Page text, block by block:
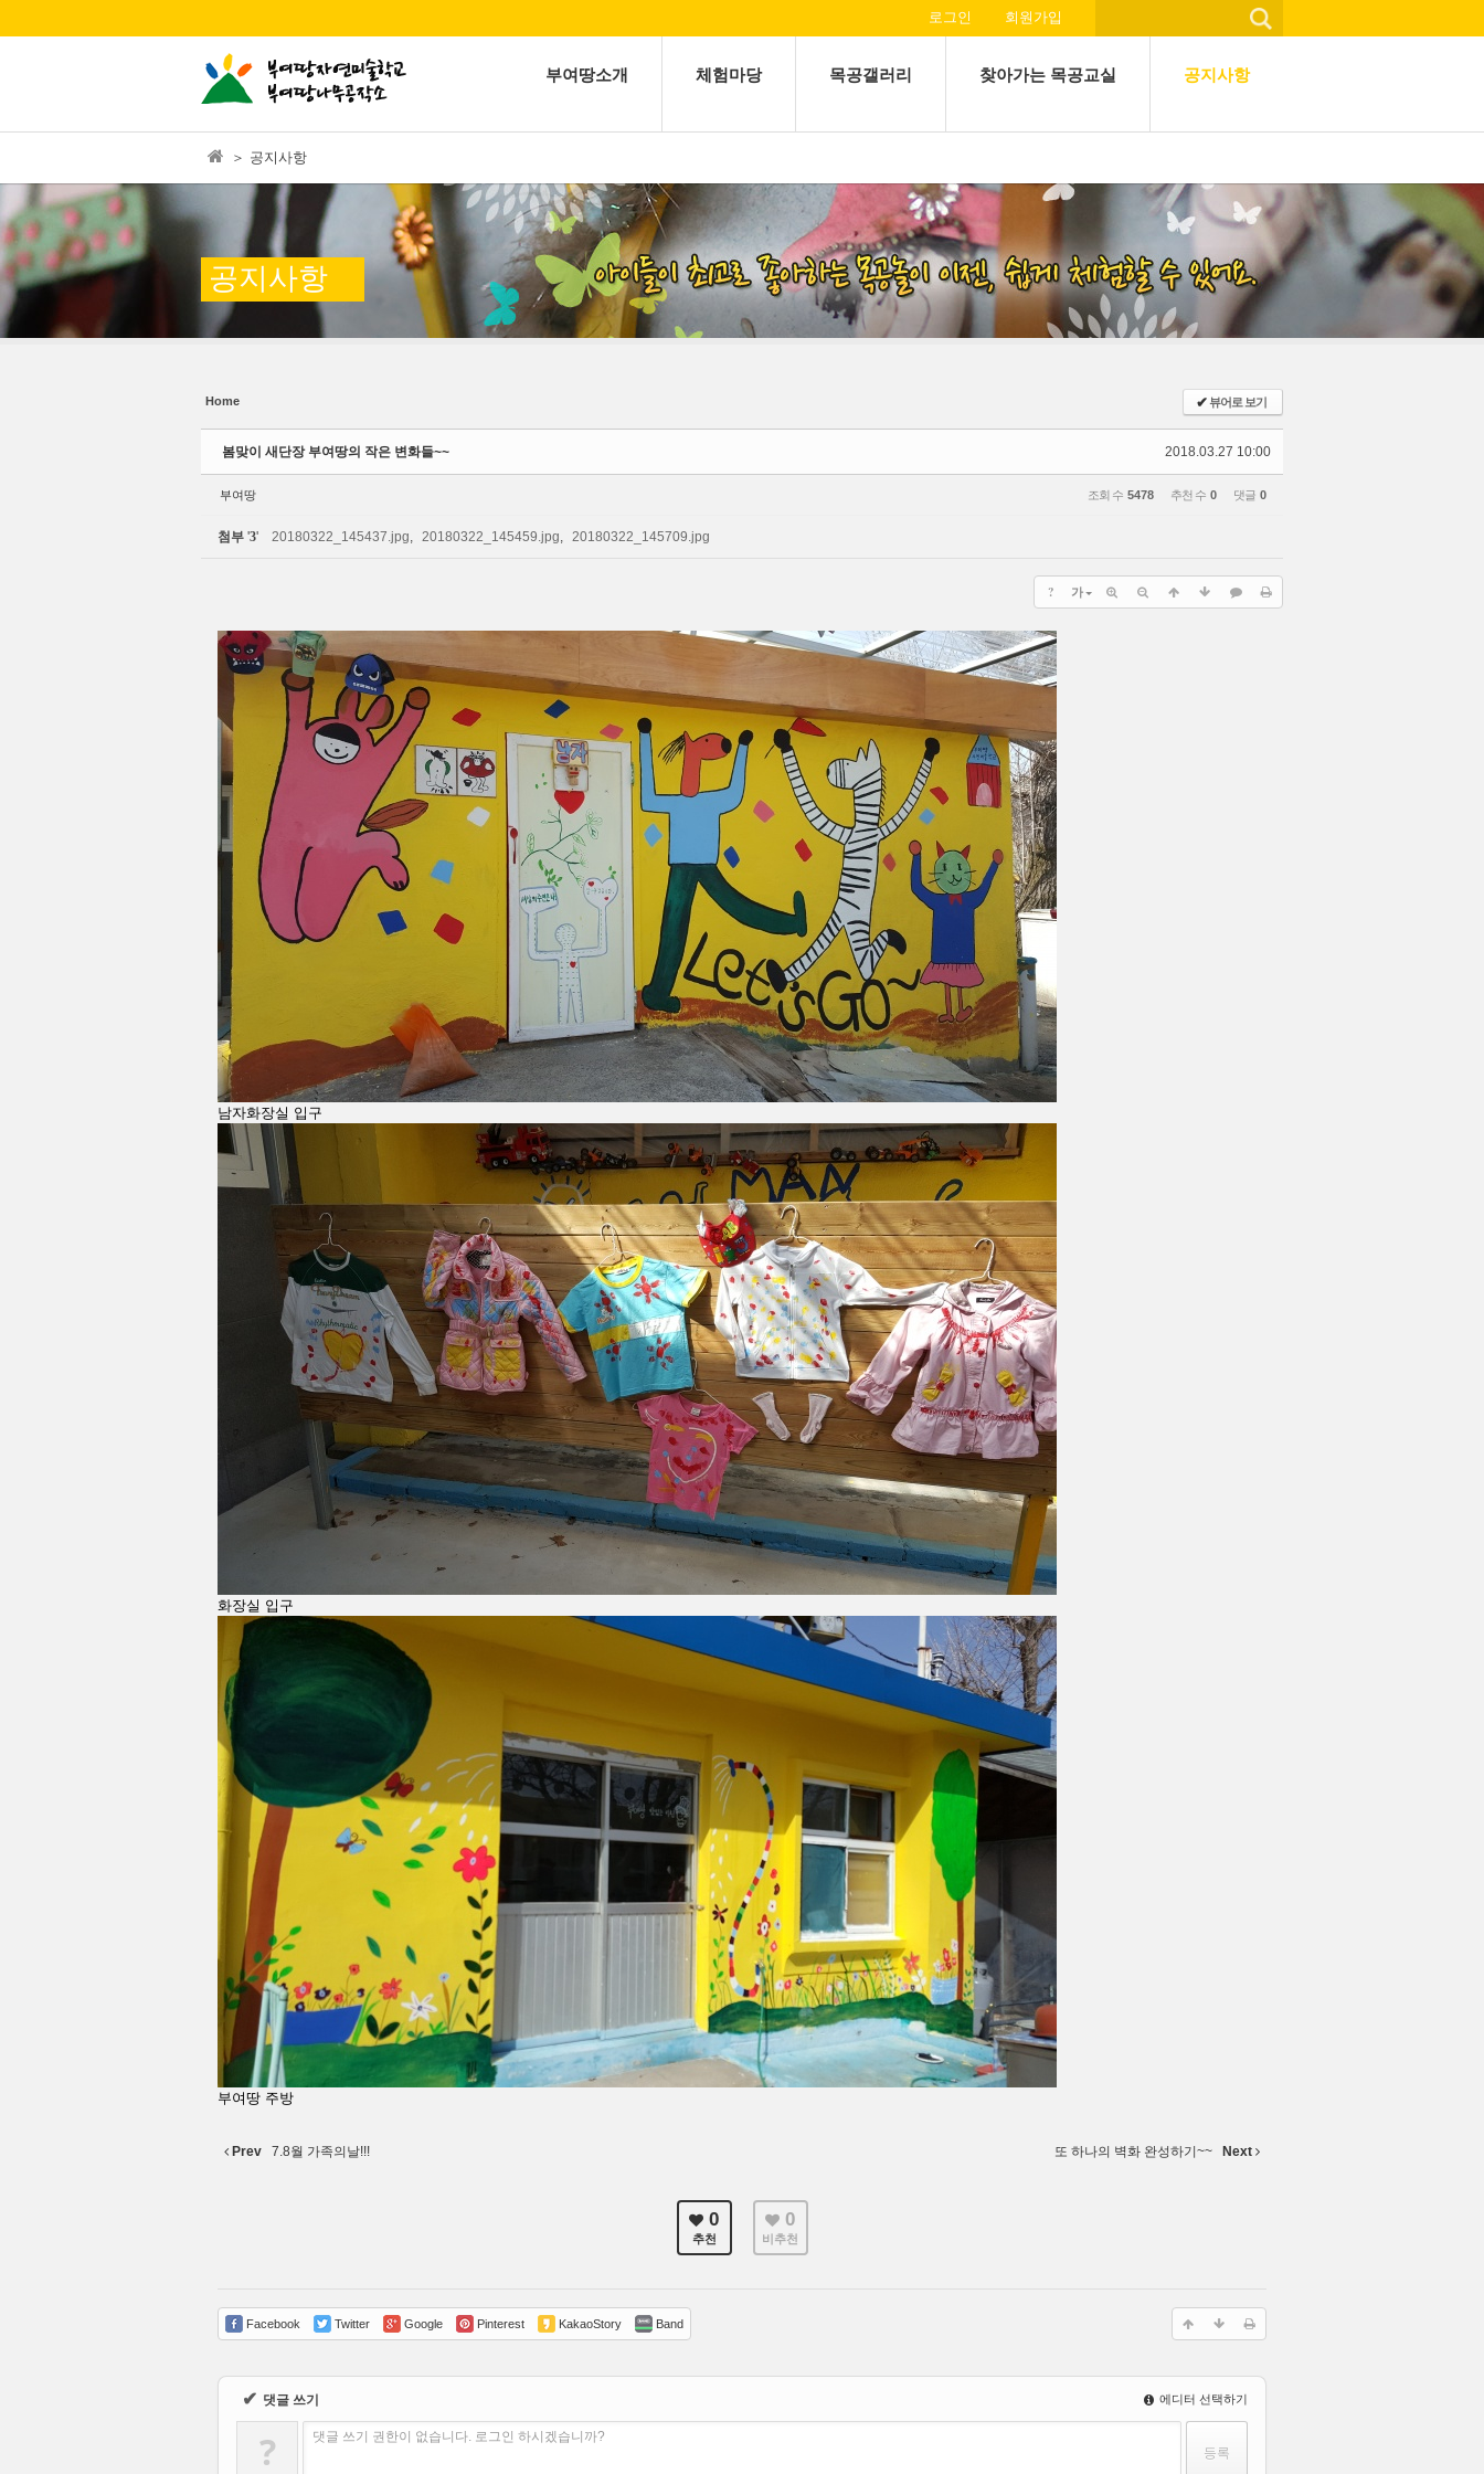
로그인 회원가입
부여땅소개 체험마당 목공갤러리 찾아가는 목공교실 공지사항
＞ 공지사항
공지사항
Home ✔뷰어로 보기
2018.03.27 10:00
봄맞이 새단장 부여땅의 작은 변화들~~
부여땅 조회 수 5478 추천 수 0 댓글 0
첨부 '3' 20180322_145437.jpg, 20180322_145459.jpg, 20180322_145709.jpg
? 가
남자화장실 입구
화장실 입구
부여땅 주방
Prev 7.8월 가족의날!!! 또 하나의 벽화 완성하기~~ Next
0
추천
0
비추천
Facebook Twitter Google Pinterest KakaoStory Band
✔ 댓글 쓰기 에디터 선택하기
? 댓글 쓰기 권한이 없습니다. 로그인 하시겠습니까?
Sketchbook5, 스케치북5
Sketchbook5, 스케치북5
Sketchbook5, 스케치북5
Sketchbook5, 스케치북5